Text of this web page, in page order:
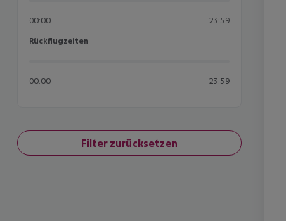
00:00 23:59
Rückflugzeiten
Rückflugzeiten
00:00 23:59
Filter zurücksetzen